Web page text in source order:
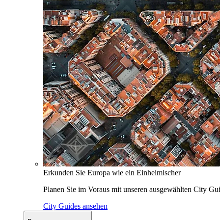
Erkunden Sie Europa wie ein Einheimischer
Planen Sie im Voraus mit unseren ausgewählten City
City Guides ansehen